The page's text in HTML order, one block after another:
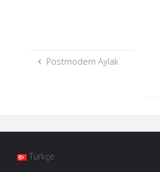
Postmodern Aylak
Türkçe